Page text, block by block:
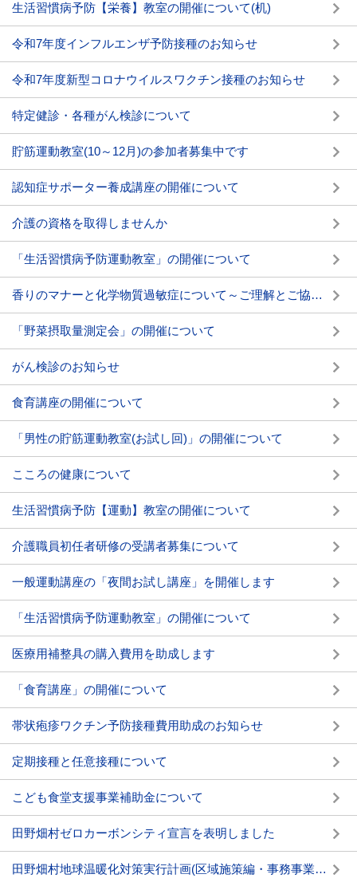
生活習慣病予防【栄養】教室の開催について(机)
令和7年度インフルエンザ予防接種のお知らせ
令和7年度新型コロナウイルスワクチン接種のお知らせ
特定健診・各種がん検診について
貯筋運動教室(10～12月)の参加者募集中です
認知症サポーター養成講座の開催について
介護の資格を取得しませんか
「生活習慣病予防運動教室」の開催について
香りのマナーと化学物質過敏症について～ご理解とご協力をお願いします～
「野菜摂取量測定会」の開催について
がん検診のお知らせ
食育講座の開催について
「男性の貯筋運動教室(お試し回)」の開催について
こころの健康について
生活習慣病予防【運動】教室の開催について
介護職員初任者研修の受講者募集について
一般運動講座の「夜間お試し講座」を開催します
「生活習慣病予防運動教室」の開催について
医療用補整具の購入費用を助成します
「食育講座」の開催について
帯状疱疹ワクチン予防接種費用助成のお知らせ
定期接種と任意接種について
こども食堂支援事業補助金について
田野畑村ゼロカーボンシティ宣言を表明しました
田野畑村地球温暖化対策実行計画(区域施策編・事務事業編)を策定しました